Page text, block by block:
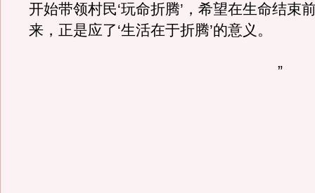
开始带领村民‘玩命折腾’，希望在生命结束
来，正是应了‘生活在于折腾’的意义。
”